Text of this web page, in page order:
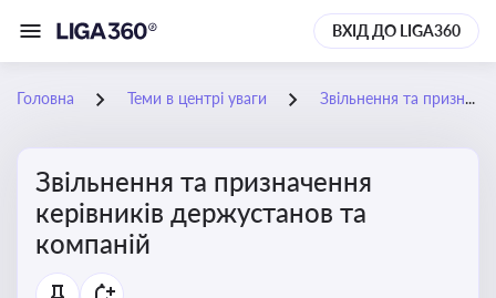
ВХІД ДО LIGA360
Головна Теми в центрі уваги Звільнення та призначення керівників держустанов та компаній
Звільнення та призначення
керівників держустанов та
компаній